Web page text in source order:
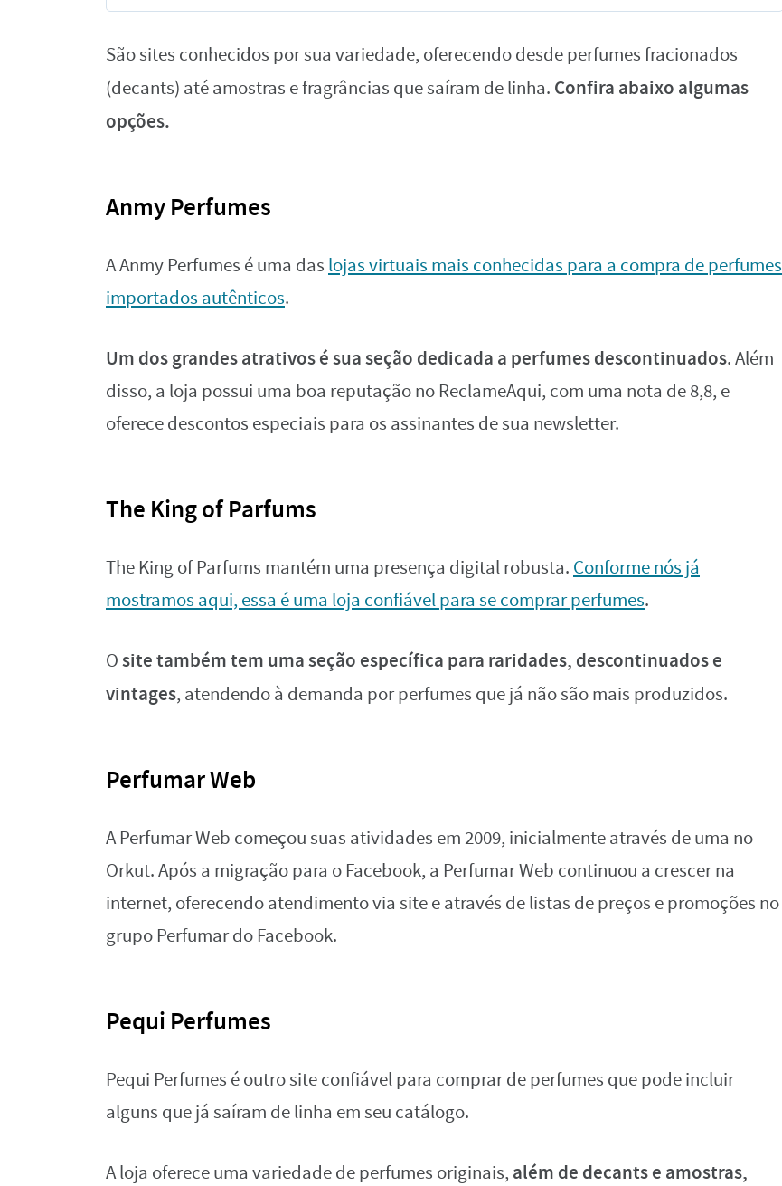
São sites conhecidos por sua variedade, oferecendo desde perfumes fracionados
(decants) até amostras e fragrâncias que saíram de linha. Confira abaixo algumas
opções.
Anmy Perfumes
A Anmy Perfumes é uma das lojas virtuais mais conhecidas para a compra de perfumes
importados autênticos.
Um dos grandes atrativos é sua seção dedicada a perfumes descontinuados. Além
disso, a loja possui uma boa reputação no ReclameAqui, com uma nota de 8,8, e
oferece descontos especiais para os assinantes de sua newsletter.
The King of Parfums
The King of Parfums mantém uma presença digital robusta. Conforme nós já
mostramos aqui, essa é uma loja confiável para se comprar perfumes.
Osite também tem uma seção específica para raridades, descontinuados e
vintages, atendendo à demanda por perfumes que já não são mais produzidos.
Perfumar Web
A Perfumar Web começou suas atividades em 2009, inicialmente através de uma no
Orkut. Após a migração para o Facebook, a Perfumar Web continuou a crescer na
internet, oferecendo atendimento via site e através de listas de preços e promoções no
grupo Perfumar do Facebook.
Pequi Perfumes
Pequi Perfumes é outro site confiável para comprar de perfumes que pode incluir
alguns que já saíram de linha em seu catálogo.
A loja oferece uma variedade de perfumes originais, além de decants e amostras,